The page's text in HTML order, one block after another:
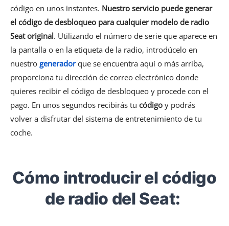
código en unos instantes. Nuestro servicio puede generar
el código de desbloqueo para cualquier modelo de radio
Seat original. Utilizando el número de serie que aparece en
la pantalla o en la etiqueta de la radio, introdúcelo en
nuestro generadorque se encuentra aquí o más arriba,
proporciona tu dirección de correo electrónico donde
quieres recibir el código de desbloqueo y procede con el
pago. En unos segundos recibirás tu código ​​y podrás
volver a disfrutar del sistema de entretenimiento de tu
coche.
Cómo introducir el código
de radio del Seat: